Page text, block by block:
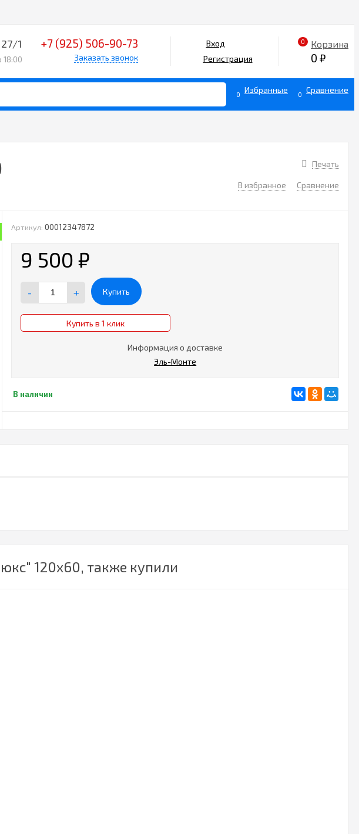
1
18:00
+7 (925) 506-90-73
Заказать звонок
Вход
Регистрация
0 Корзина
0 ₽
0 Избранные 0 Сравнение
Печать
В избранное Сравнение
Артикул: 00012347872
9 500₽
- + Купить
Купить в 1 клик
Информация о доставке
Эль-Монте
В наличии
120х60, также купили